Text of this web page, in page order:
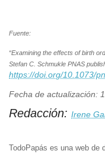
Fuente:
“Examining the effects of birth
Stefan C. Schmukle PNAS
https://doi.org/10.1073/
Fecha de actualización:
Redacción: Irene
TodoPapás es una web de